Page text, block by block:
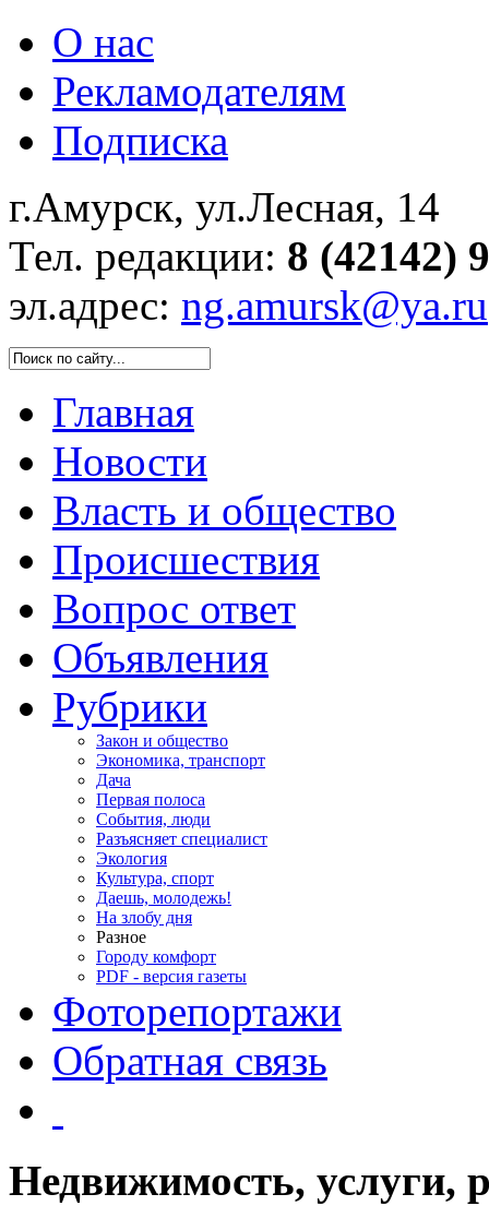
О нас
Рекламодателям
Подписка
г.Амурск, ул.Лесная, 14
Тел. редакции: 8 (42142)
эл.адрес: ng.amursk@ya.ru
Главная
Новости
Власть и общество
Происшествия
Вопрос ответ
Объявления
Рубрики
Закон и общество
Экономика, транспорт
Дача
Первая полоса
События, люди
Разъясняет специалист
Экология
Культура, спорт
Даешь, молодежь!
На злобу дня
Разное
Городу комфорт
PDF - версия газеты
Фоторепортажи
Обратная связь
Недвижимость, услуги,